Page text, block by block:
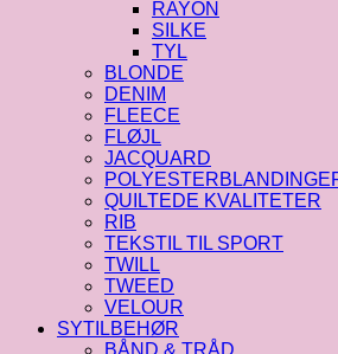
RAYON
SILKE
TYL
BLONDE
DENIM
FLEECE
FLØJL
JACQUARD
QUILTEDE KVALITETER
RIB
TEKSTIL TIL SPORT
TWILL
TWEED
VELOUR
SYTILBEHØR
BÅND & TRÅD